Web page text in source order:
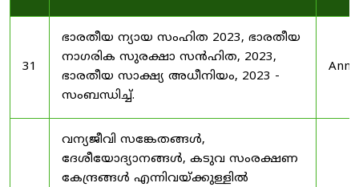
31
ഭാരതീയ ന്യായ സംഹിത 2023, ഭാരതീയ
നാഗരിക സുരക്ഷാ സൻഹിത, 2023,
ഭാരതീയ സാക്ഷ്യ അധീനിയം, 2023 -
സംബന്ധിച്ച്.
വന്യജീവി സങ്കേതങ്ങൾ,
ദേശീയോദ്യാനങ്ങൾ, കടുവ സംരക്ഷണ
കേന്ദ്രങ്ങൾ എന്നിവയ്ക്കുള്ളിൽ